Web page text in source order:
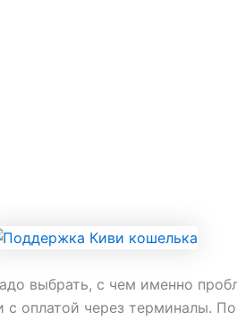
выбрать, с чем именно
с оплатой через терминалы.